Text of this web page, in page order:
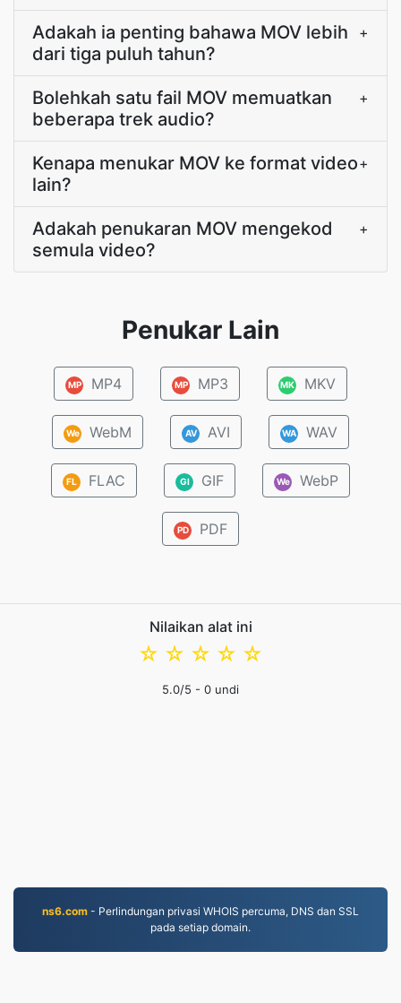
Adakah ia penting bahawa MOV lebih
dari tiga puluh tahun?
+
Bolehkah satu fail MOV memuatkan
beberapa trek audio?
+
Kenapa menukar MOV ke format video
lain?
+
Adakah penukaran MOV mengekod
semula video?
+
Penukar Lain
MP MP4 MP MP3 MK MKV
We WebM AV AVI WA WAV
FL FLAC GI GIF We WebP
PD PDF
Nilaikan alat ini
☆
☆
☆
☆
☆
5.0/5 - 0 undi
ns6.com - Perlindungan privasi WHOIS percuma, DNS dan SSL
pada setiap domain.